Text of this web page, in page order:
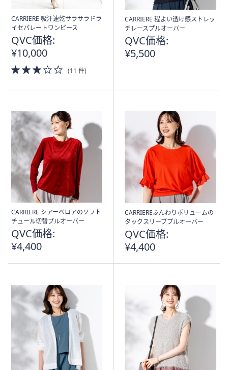
閲
覧
で
き
ま
CARRIERE 吸汗速乾サラサラドラ
イセパレートワンピース
QVC価格:
¥10,000
3.0
of
(11 件)
CARRIERE 程よい透け感ストレッ
チレースプルオーバー
QVC価格:
¥5,500
CARRIERE シアーベロアのソフト
チュール切替プルオーバー
QVC価格:
¥4,400
CARRIEREふんわりボリュームの
タックスリーブプルオーバー
QVC価格:
¥4,400